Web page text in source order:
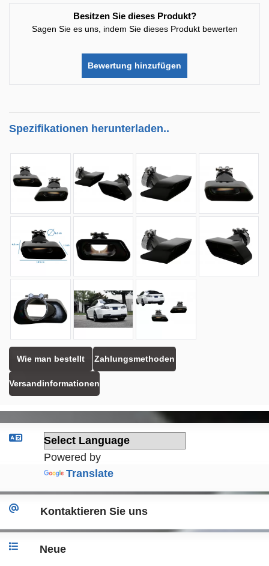
Besitzen Sie dieses Produkt?
Sagen Sie es uns, indem Sie dieses Produkt bewerten
Bewertung hinzufügen
Spezifikationen herunterladen..
Wie man bestellt Zahlungsmethoden
Versandinformationen
Powered by
Translate
Kontaktieren Sie uns
Neue